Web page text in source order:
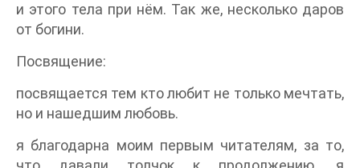
и этого тела при нём. Так же, несколько даров
от богини.
Посвящение:
посвящается тем кто любит не только мечтать,
но и нашедшим любовь.
я благодарна моим первым читателям, за то,